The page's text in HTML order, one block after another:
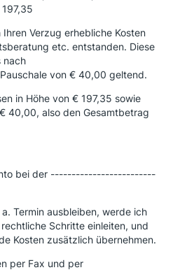
Verzug erhebliche Kosten
etc. entstanden. Diese
nach
von € 40,00 geltend.
in Höhe von € 197,35 sowie
40,00, also den Gesamtbetrag
bei der -------------------------
Termin ausbleiben, werde ich
Schritte einleiten, und
Kosten zusätzlich übernehmen.
per Fax und per